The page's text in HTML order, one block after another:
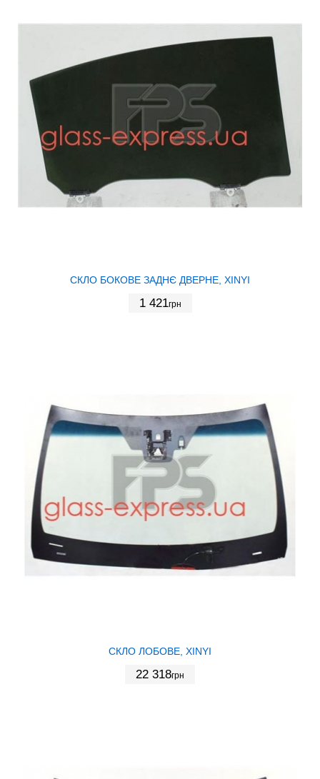
СКЛО БОКОВЕ ЗАДНЄ ДВЕРНЕ, XINYI
1 421грн
СКЛО ЛОБОВЕ, XINYI
22 318грн